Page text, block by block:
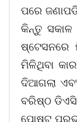
ପରେ
କିନ୍ତୁ ସକାଳ
ଷ୍ଟେସନରେ
ମିଳିଥିବା
ଦିଆଗଲା
ବରିଷ୍ଠ
ପୋଷ୍ଟ୍